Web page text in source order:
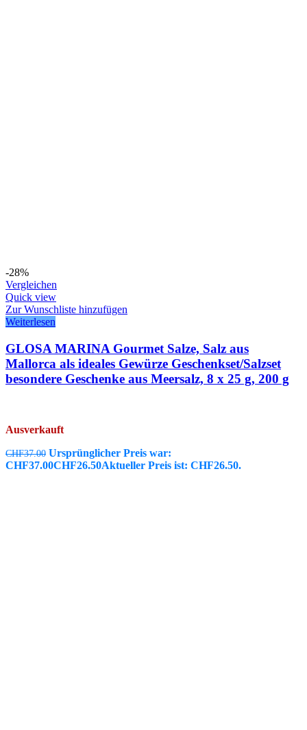
-28%
Vergleichen
Quick view
Zur Wunschliste hinzufügen
Weiterlesen
GLOSA MARINA Gourmet Salze, Salz aus
Mallorca als ideales Gewürze Geschenkset/Salzset
besondere Geschenke aus Meersalz, 8 x 25 g, 200 g
Ausverkauft
CHF37.00 Ursprünglicher Preis war:
CHF37.00CHF26.50Aktueller Preis ist: CHF26.50.